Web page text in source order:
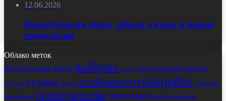
12.06.2026
Косметология лица: забота о коже и новые
технологии
Облако меток
виды вкусный выбор выбрать дома достопримечательности
история лучшие места особенности откройте открытие
правильно преимущества приготовить приготовления